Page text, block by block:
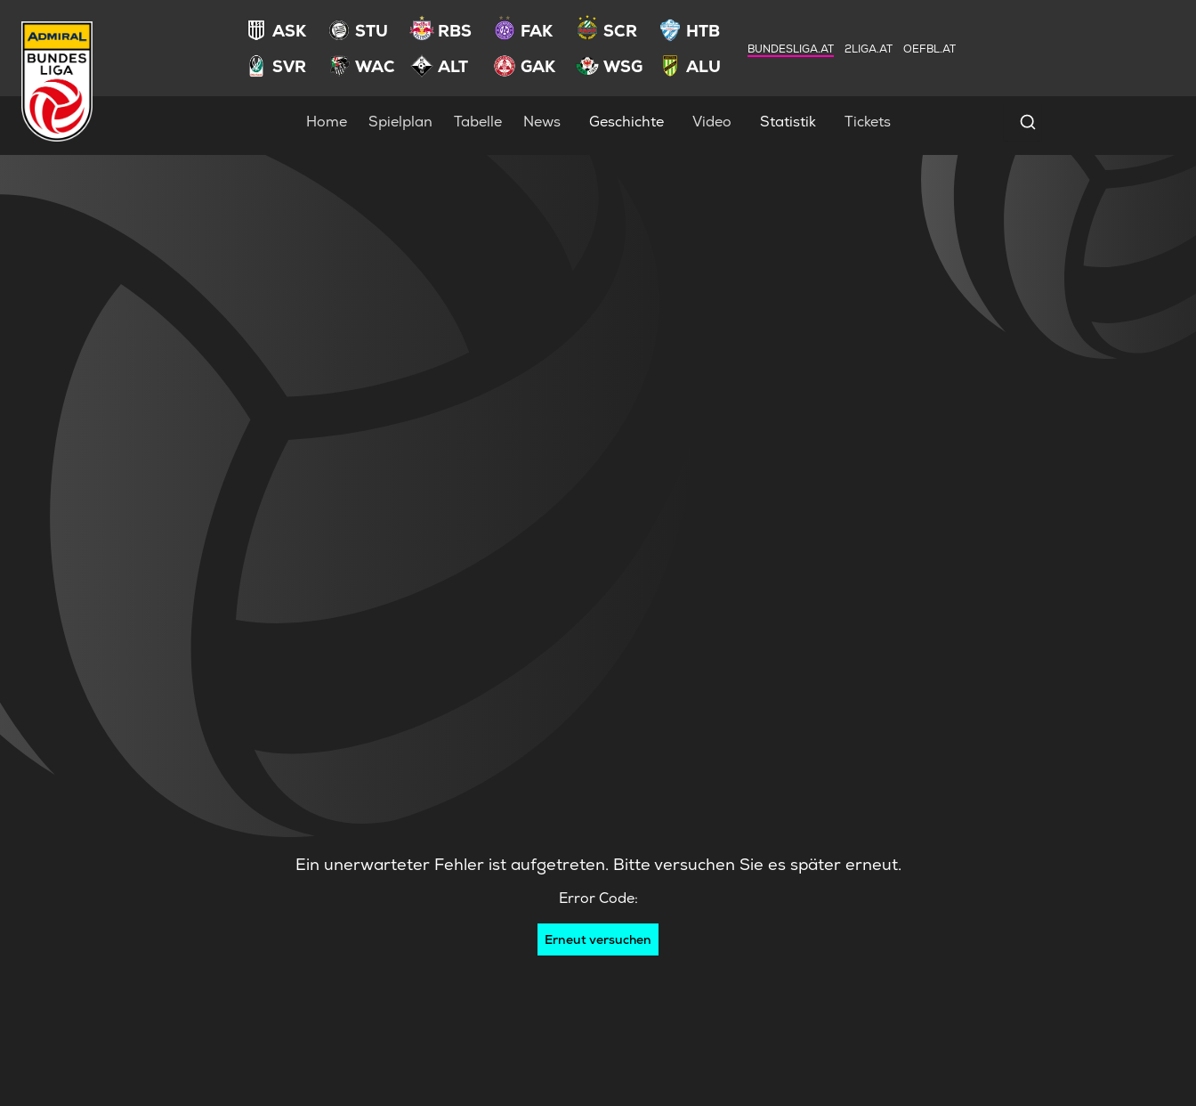
ASK STU RBS FAK SCR
HTB
SVR
WAC ALT GAK WSG ALU
BUNDESLIGA.AT 2LIGA.AT OEFBL.AT
Home Spielplan Tabelle News Geschichte Video Statistik Tickets Spielersuche
Ein unerwarteter Fehler ist aufgetreten. Bitte versuchen Sie es später erneut.
Error Code:
Erneut versuchen